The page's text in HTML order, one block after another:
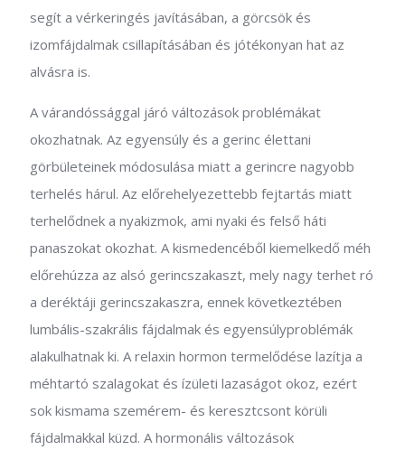
segít a vérkeringés javításában, a görcsök és
izomfájdalmak csillapításában és jótékonyan hat az
alvásra is.
A várandóssággal járó változások problémákat
okozhatnak. Az egyensúly és a gerinc élettani
görbületeinek módosulása miatt a gerincre nagyobb
terhelés hárul. Az előrehelyezettebb fejtartás miatt
terhelődnek a nyakizmok, ami nyaki és felső háti
panaszokat okozhat. A kismedencéből kiemelkedő méh
előrehúzza az alsó gerincszakaszt, mely nagy terhet ró
a deréktáji gerincszakaszra, ennek következtében
lumbális-szakrális fájdalmak és egyensúlyproblémák
alakulhatnak ki. A relaxin hormon termelődése lazítja a
méhtartó szalagokat és ízületi lazaságot okoz, ezért
sok kismama szemérem- és keresztcsont körüli
fájdalmakkal küzd. A hormonális változások